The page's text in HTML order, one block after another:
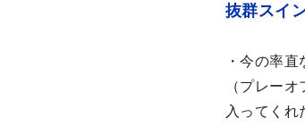
抜群スイ
・今の率直
（プレー
入ってくれ